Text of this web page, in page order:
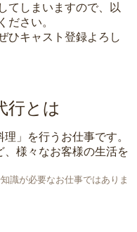
てしまいますので、以
ださい。
ひキャスト登録よろし
行とは
理 」を行うお仕事です。
様々なお客様の生活を
識が必要なお仕事ではありま